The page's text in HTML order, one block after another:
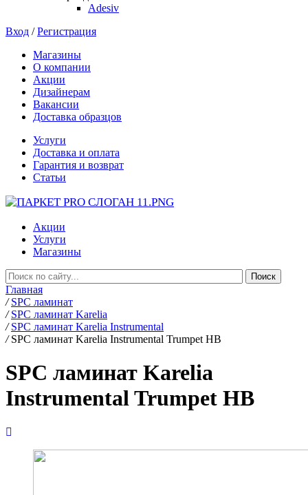
Adesiv
Вход /Регистрация
Магазины
О компании
Акции
Дизайнерам
Вакансии
Доставка образцов
Услуги
Доставка и оплата
Гарантия и возврат
Статьи
Акции
Услуги
Магазины
Главная
/ SPC ламинат
/ SPC ламинат Karelia
/ SPC ламинат Karelia Instrumental
/ SPC ламинат Karelia Instrumental Trumpet HB
SPC ламинат Karelia
Instrumental Trumpet HB